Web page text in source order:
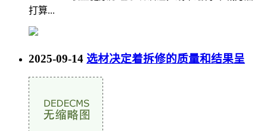
打算...
2025-09-14 选材决定着拆修的质量和结果呈